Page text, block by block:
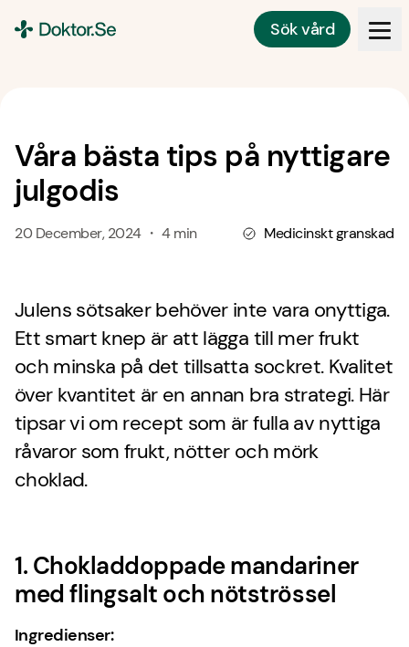
Sök vård
Våra bästa tips på nyttigare
julgodis
20 December, 2024 ・ 4 min Medicinskt granskad
Julens sötsaker behöver inte vara onyttiga.
Ett smart knep är att lägga till mer frukt
och minska på det tillsatta sockret. Kvalitet
över kvantitet är en annan bra strategi. Här
tipsar vi om recept som är fulla av nyttiga
råvaror som frukt, nötter och mörk
choklad.
1. Chokladdoppade mandariner
med flingsalt och nötströssel
Ingredienser: